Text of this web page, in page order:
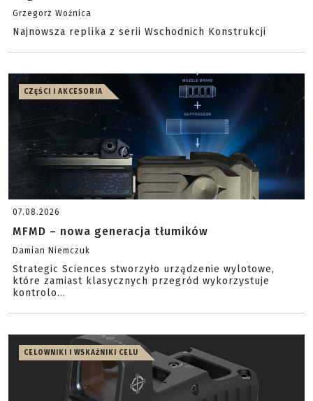
Grzegorz Woźnica
Najnowsza replika z serii Wschodnich Konstrukcji
CZĘŚCI I AKCESORIA
07.08.2026
MFMD – nowa generacja tłumików
Damian Niemczuk
Strategic Sciences stworzyło urządzenie wylotowe,
które zamiast klasycznych przegród wykorzystuje
kontrolo...
CELOWNIKI I WSKAŹNIKI CELU